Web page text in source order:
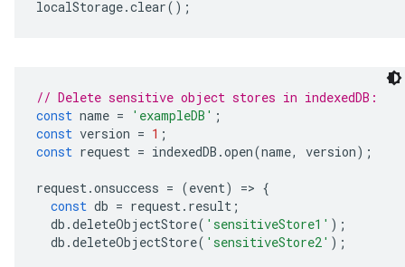
localStorage.clear();
// Delete sensitive object stores in indexedDB:
const name = 'exampleDB' ;
const version = 1 ;
const request = indexedDB .open(name, version);
request.onsuccess = (event) => {
const db = request. result ;
db .deleteObjectStore( 'sensitiveStore1' );
db .deleteObjectStore( 'sensitiveStore2' );